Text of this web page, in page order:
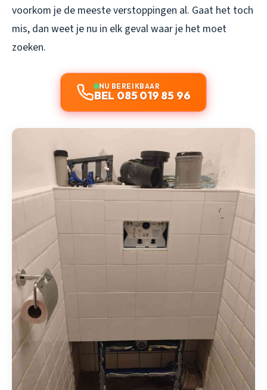
voorkom je de meeste verstoppingen al. Gaat het toch
mis, dan weet je nu in elk geval waar je het moet
zoeken.
NU BEREIKBAAR
BEL 085 019 85 96